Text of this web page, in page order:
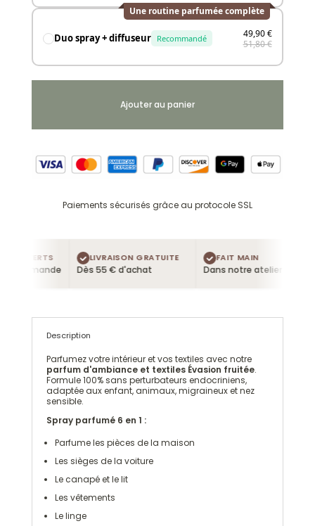
Une routine parfumée complète
Duo spray + diffuseur Recommandé
49,90 €
51,80 €
Ajouter au panier
Paiements sécurisés grâce au protocole SSL
OFFERTS LIVRAISON GRATUITE
Dès 55 € d'achat
FAIT MAIN
Dans notre atelier
Description
Parfumez votre intérieur et vos textiles avec notre
parfum d'ambiance et textiles Évasion fruitée.
Formule 100% sans perturbateurs endocriniens,
adaptée aux enfant, animaux, migraineux et nez
sensible.
Spray parfumé 6 en 1 :
Parfume les pièces de la maison
Les sièges de la voiture
Le canapé et le lit
Les vêtements
Le linge